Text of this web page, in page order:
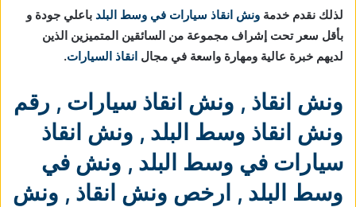
لذلك نقدم خدمة ونش انقاذ سيارات في وسط البلد باعلي جودة و
بأقل سعر تحت إشراف مجموعة من السائقين المتميزين الذين
لديهم خبرة عالية ومهارة واسعة في مجال انقاذ السيارات.
ونش انقاذ , ونش انقاذ سيارات , رقم
ونش انقاذ وسط البلد , ونش انقاذ
سيارات في وسط البلد , ونش في
وسط البلد , ارخص ونش انقاذ , ونش